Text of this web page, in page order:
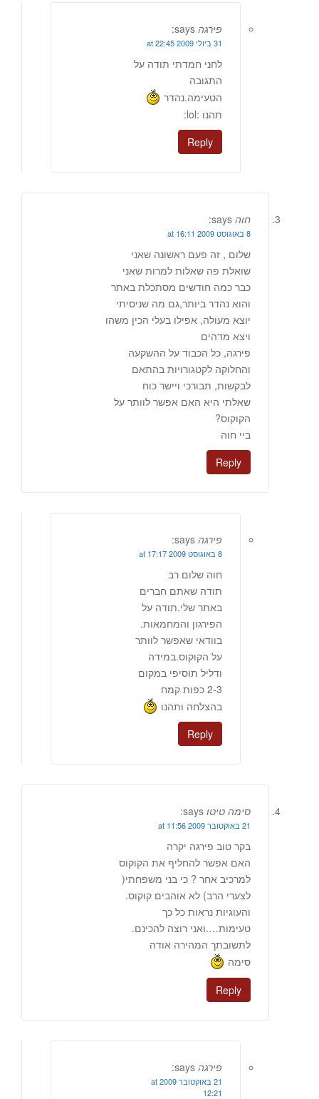
פירגה says:
31 ביולי 2009 at 22:45
לחני חמדתי תודה על
התגובה
הטעימה.נהדר
תהנו :lol:
Reply
חוה says:
8 באוגוסט 2009 at 16:11
שלום , זה פעם ראשונה שאני
שואלת פה שאלות למרות שאני
כבר כמה חודשים מסתכלת באתר
והוא נהדר ביותר,גם מה שניסיתי
יוצא מעולה, אפילו בעלי הכין משהו
ויצא מדהים
פירגה, כל הכבוד על ההשקעה
והחלוקה לקטגורויות בהתאם
לבקשות, תבורכי ויישר כוח
שאלתי היא האם אפשר לוותר על
הקוקוס?
ביי חוה
Reply
פירגה says:
8 באוגוסט 2009 at 17:17
חוה שלום רב
תודה שאתם חברים
באתר שלי.תודה על
הפירגון והמחמאות.
בוודאי שאפשר לוותר
על הקוקוס.במידה
ודליל תוסיפי במקום
2-3 כפות קמח
בהצלחה ותהנו
Reply
סימה טיטו says:
21 באוקטובר 2009 at 11:56
בקר טוב פירגה יקרה
האם אפשר להחליף את הקוקוס
למרכיב אחר ? כי בני משפחתי(
לצערי הרב) לא אוהבים קוקוס.
והעוגיות נראות כל כך
טעימות….ואני רוצה להכינם.
לתשובתך המהירה אודה
סימה
Reply
פירגה says:
21 באוקטובר 2009 at
12:21